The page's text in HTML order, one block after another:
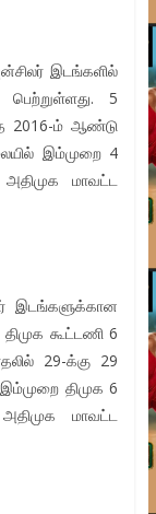
இடங்களில்
5
2016-ம் ஆண்டு
இம்முறை 4
மாவட்ட
இடங்களுக்கான
கூட்டணி 6
29-க்கு 29
திமுக 6
மாவட்ட